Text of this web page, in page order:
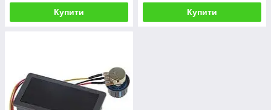
Купити Купити